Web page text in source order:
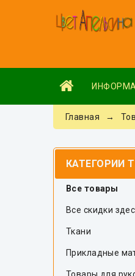
Главная →
КАТЕГОРИИ
Все товары
Все скидки
Ткани
Прикладные